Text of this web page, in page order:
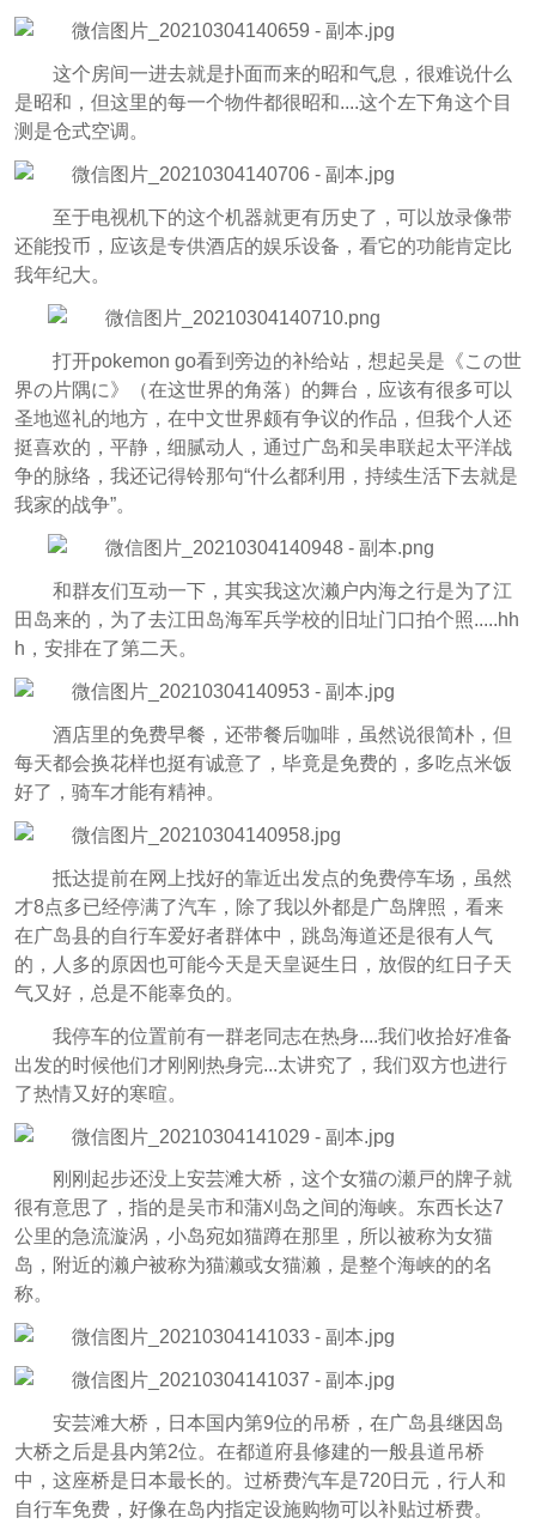
这个房间一进去就是扑面而来的昭和气息，很难说什么
是昭和，但这里的每一个物件都很昭和....这个左下角这个目
测是仓式空调。
至于电视机下的这个机器就更有历史了，可以放录像带
还能投币，应该是专供酒店的娱乐设备，看它的功能肯定比
我年纪大。
打开pokemon go看到旁边的补给站，想起吴是《この世
界の片隅に》（在这世界的角落）的舞台，应该有很多可以
圣地巡礼的地方，在中文世界颇有争议的作品，但我个人还
挺喜欢的，平静，细腻动人，通过广岛和吴串联起太平洋战
争的脉络，我还记得铃那句“什么都利用，持续生活下去就是
我家的战争”。
和群友们互动一下，其实我这次濑户内海之行是为了江
田岛来的，为了去江田岛海军兵学校的旧址门口拍个照.....hh
h，安排在了第二天。
酒店里的免费早餐，还带餐后咖啡，虽然说很简朴，但
每天都会换花样也挺有诚意了，毕竟是免费的，多吃点米饭
好了，骑车才能有精神。
抵达提前在网上找好的靠近出发点的免费停车场，虽然
才8点多已经停满了汽车，除了我以外都是广岛牌照，看来
在广岛县的自行车爱好者群体中，跳岛海道还是很有人气
的，人多的原因也可能今天是天皇诞生日，放假的红日子天
气又好，总是不能辜负的。
我停车的位置前有一群老同志在热身....我们收拾好准备
出发的时候他们才刚刚热身完...太讲究了，我们双方也进行
了热情又好的寒暄。
刚刚起步还没上安芸滩大桥，这个女猫の瀬戸的牌子就
很有意思了，指的是吴市和蒲刈岛之间的海峡。东西长达7
公里的急流漩涡，小岛宛如猫蹲在那里，所以被称为女猫
岛，附近的濑户被称为猫濑或女猫濑，是整个海峡的的名
称。
安芸滩大桥，日本国内第9位的吊桥，在广岛县继因岛
大桥之后是县内第2位。在都道府县修建的一般县道吊桥
中，这座桥是日本最长的。过桥费汽车是720日元，行人和
自行车免费，好像在岛内指定设施购物可以补贴过桥费。